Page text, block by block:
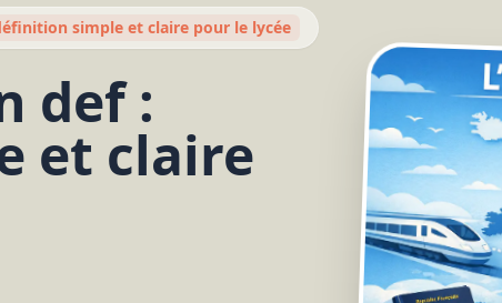
simple et claire pour le lycée
def :
et claire